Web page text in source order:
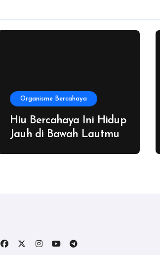
Organisme Bercahaya
Hiu Bercahaya Ini Hidup
Jauh di Bawah Lautmu